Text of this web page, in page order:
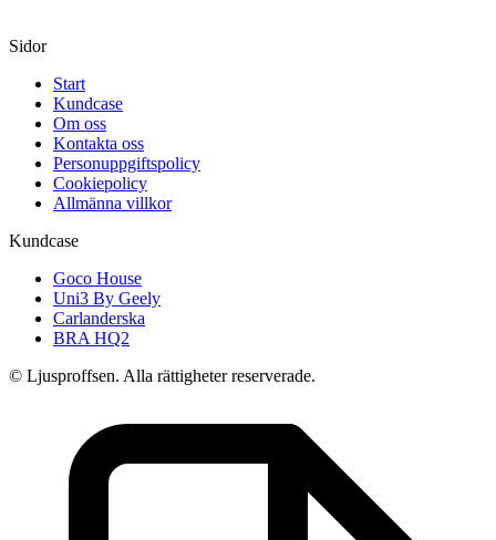
Sidor
Start
Kundcase
Om oss
Kontakta oss
Personuppgiftspolicy
Cookiepolicy
Allmänna villkor
Kundcase
Goco House
Uni3 By Geely
Carlanderska
BRA HQ2
© Ljusproffsen. Alla rättigheter reserverade.